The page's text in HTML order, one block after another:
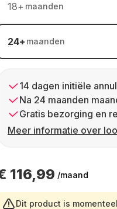
18+ maanden
24+ maanden
14 dagen initiële
Na 24 maanden
Gratis bezorging en
Meer informatie over
116,99 /maand
Dit product is